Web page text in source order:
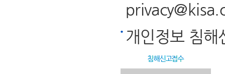
개인정보 침해